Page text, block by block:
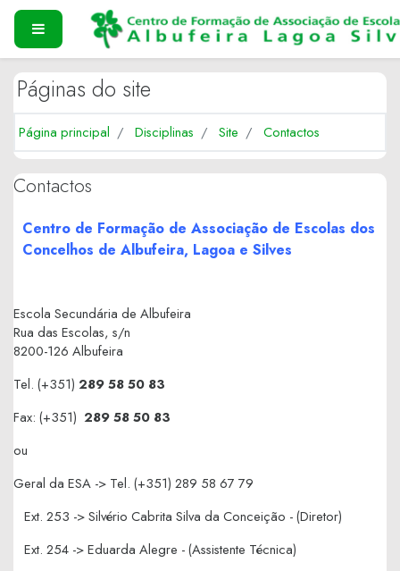
Ir para o conteúdo principal
PAINEL LATERAL
Páginas do site
Página principal Disciplinas Site Contactos
Contactos
Centro de Formação de Associação de Escolas dos
Concelhos de Albufeira, Lagoa e Silves
Escola Secundária de Albufeira
Rua das Escolas, s/n
8200-126 Albufeira
Tel. (+351) 289 58 50 83
Fax: (+351) 289 58 50 83
ou
Geral da ESA -> Tel. (+351) 289 58 67 79
Ext. 253 -> Silvério Cabrita Silva da Conceição - (Diretor)
Ext. 254 -> Eduarda Alegre - (Assistente Técnica)